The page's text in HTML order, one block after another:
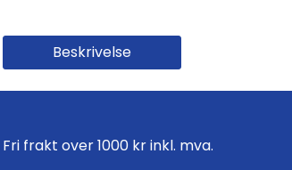
Beskrivelse
Fri frakt over 1000 kr inkl. mva.